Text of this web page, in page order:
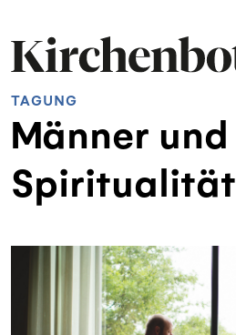
TAGUNG
Männer und
Spiritualität